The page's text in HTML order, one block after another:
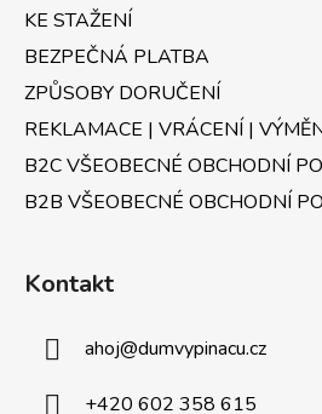
KE STAŽENÍ
BEZPEČNÁ PLATBA
ZPŮSOBY DORUČENÍ
REKLAMACE | VRÁCENÍ |
B2C VŠEOBECNÉ OBCHODNÍ
B2B VŠEOBECNÉ OBCHODNÍ
Kontakt
ahoj@dumvypinacu.cz
+420 602 358 615